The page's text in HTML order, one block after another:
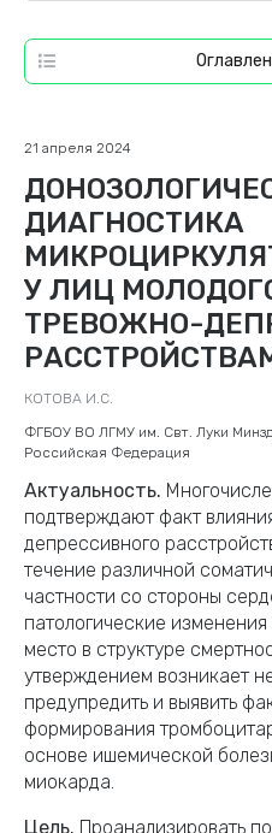
ДИАГНОСТИКА
У ЛИЦ
ТРЕВОЖНО-
21 апреля 2024
ФГБОУ ВО ЛГМУ им. Свт. Луки
Российская Федерация
Актуальность.
подтверждают факт
депрессивного
течение различной
частности со стороны
патологические
место в структуре
утверждением возникает
предупредить и выявить
формирования
основе ишемической
миокарда.
Цель. Проанализировать
КОТОВА И.С.